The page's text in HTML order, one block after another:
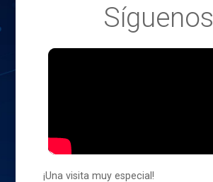
Síguenos
¡Una visita muy especial!